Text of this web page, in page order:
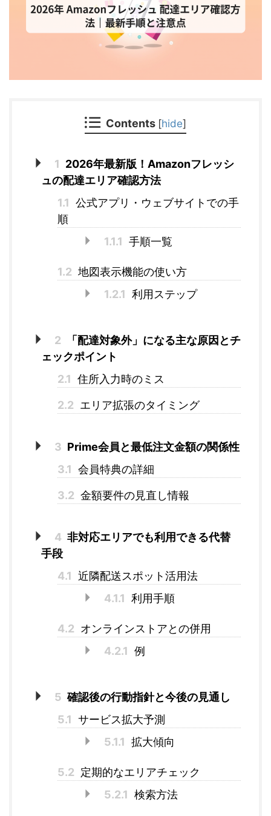
Contents [hide]
1 2026年最新版！Amazonフレッシ
ュの配達エリア確認方法
1.1 公式アプリ・ウェブサイトでの手
順
1.1.1 手順一覧
1.2 地図表示機能の使い方
1.2.1 利用ステップ
2
「配達対象外」になる主な原因とチ
ェックポイント
2.1 住所入力時のミス
2.2 エリア拡張のタイミング
3 Prime会員と最低注文金額の関係性
3.1 会員特典の詳細
3.2 金額要件の見直し情報
4 非対応エリアでも利用できる代替
手段
4.1 近隣配送スポット活用法
4.1.1 利用手順
4.2 オンラインストアとの併用
4.2.1 例
5 確認後の行動指針と今後の見通し
5.1 サービス拡大予測
5.1.1 拡大傾向
5.2 定期的なエリアチェック
5.2.1 検索方法